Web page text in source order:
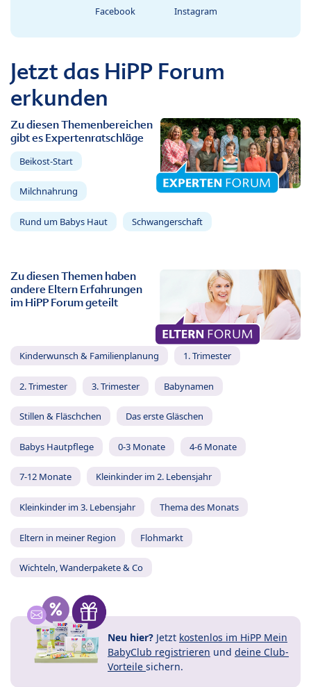
Facebook Instagram
Jetzt das HiPP Forum
erkunden
Zu diesen Themenbereichen
gibt es Expertenratschläge
Beikost-Start
Milchnahrung
Rund um Babys Haut Schwangerschaft
Zu diesen Themen haben
andere Eltern Erfahrungen
im HiPP Forum geteilt
Kinderwunsch & Familienplanung 1. Trimester
2. Trimester 3. Trimester Babynamen
Stillen & Fläschchen Das erste Gläschen
Babys Hautpflege 0-3 Monate 4-6 Monate
7-12 Monate Kleinkinder im 2. Lebensjahr
Kleinkinder im 3. Lebensjahr Thema des Monats
Eltern in meiner Region Flohmarkt
Wichteln, Wanderpakete & Co
Neu hier? Jetzt kostenlos im HiPP Mein
BabyClub registrieren und deine Club-
Vorteile sichern.